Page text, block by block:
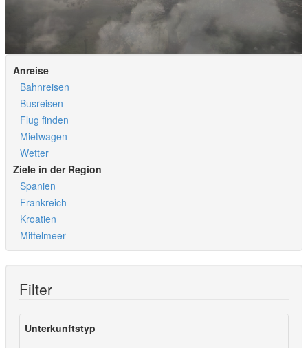
Anreise
Bahnreisen
Busreisen
Flug finden
Mietwagen
Wetter
Ziele in der Region
Spanien
Frankreich
Kroatien
Mittelmeer
Filter
Unterkunftstyp